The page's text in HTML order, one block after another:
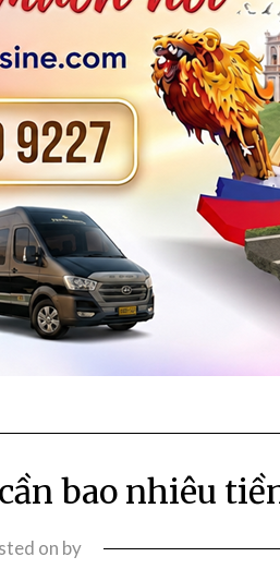
bao nhiêu
on by